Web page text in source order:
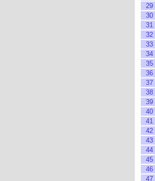
29
30
31
32
33
34
35
36
37
38
39
40
41
42
43
44
45
46
47